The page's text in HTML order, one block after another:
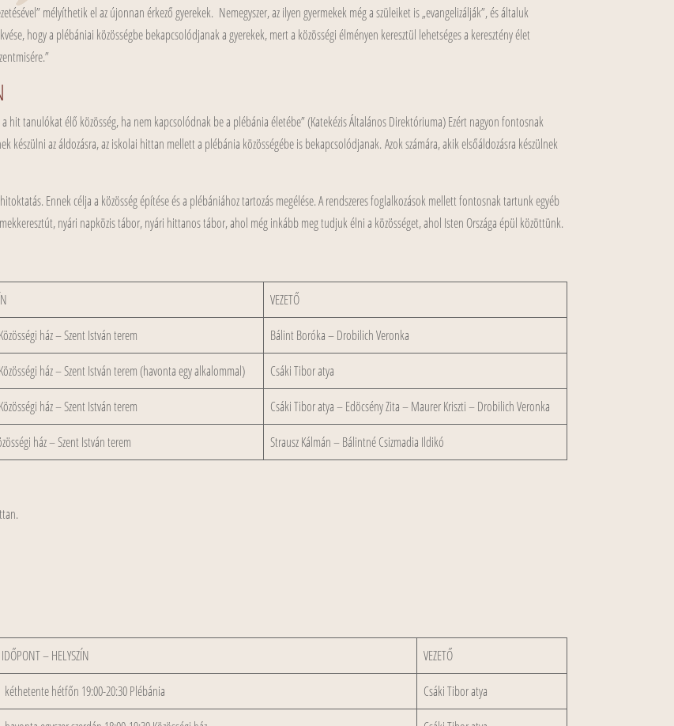
mélyíthetik el az újonnan érkező gyerekek. Nemegyszer, az ilyen gyermekek még a szüleiket is „evangelizálják”, és általuk
hogy a plébániai közösségbe bekapcsolódjanak a gyerekek, mert a közösségi élményen keresztül lehetséges a keresztény élet
hit tanulókat élő közösség, ha nem kapcsolódnak be a plébánia életébe” (Katekézis Általános Direktóriuma) Ezért nagyon fontosnak
készülni az áldozásra, az iskolai hittan mellett a plébánia közösségébe is bekapcsolódjanak. Azok számára, akik elsőáldozásra készülnek
Ennek célja a közösség építése és a plébániához tartozás megélése. A rendszeres foglalkozások mellett fontosnak tartunk egyéb
nyári napközis tábor, nyári hittanos tábor, ahol még inkább meg tudjuk élni a közösséget, ahol Isten Országa épül közöttünk.
VEZETŐ
ház – Szent István terem Bálint Boróka – Drobilich Veronka
ház – Szent István terem (havonta egy alkalommal) Csáki Tibor atya
ház – Szent István terem Csáki Tibor atya – Edöcsény Zita – Maurer Kriszti – Drobilich Veronka
ház – Szent István terem Strausz Kálmán – Bálintné Csizmadia Ildikó
IDŐPONT – HELYSZÍN VEZETŐ
kéthetente hétfőn 19:00-20:30 Plébánia Csáki Tibor atya